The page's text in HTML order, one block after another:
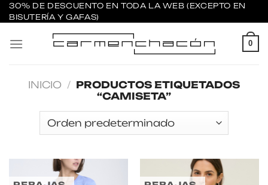
Saltar
al
contenido
30% DE DESCUENTO EN TODA LA WEB (EXCEPTO EN
BISUTERÍA Y GAFAS)
0
INICIO / PRODUCTOS ETIQUETADOS
“CAMISETA”